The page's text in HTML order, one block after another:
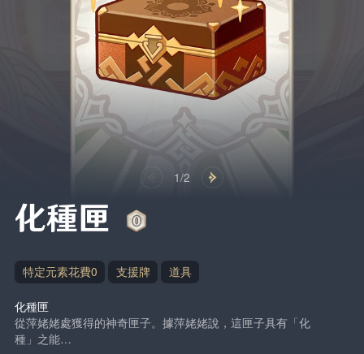
1/2
化種匣
特定元素花費0 支援牌 道具
化種匣
從萍姥姥處獲得的神奇匣子。據萍姥姥說，這匣子具有「化
種」之能…